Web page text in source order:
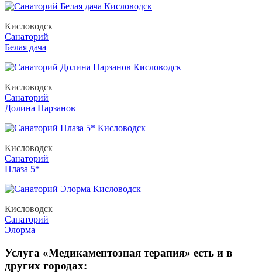
Кисловодск
Санаторий
Белая дача
Кисловодск
Санаторий
Долина Нарзанов
Кисловодск
Санаторий
Плаза 5*
Кисловодск
Санаторий
Элорма
Услуга «Медикаментозная терапия» есть и в
других городах: